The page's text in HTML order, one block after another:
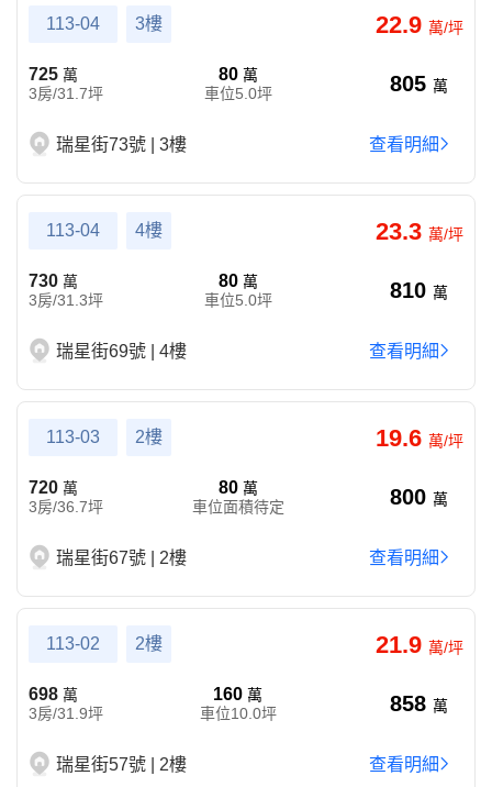
113-04 3樓 22.9 萬/坪
725 萬
3房/31.7坪
80 萬
車位5.0坪
805 萬
瑞星街73號 | 3樓 查看明細
113-04 4樓 23.3 萬/坪
730 萬
3房/31.3坪
80 萬
車位5.0坪
810 萬
瑞星街69號 | 4樓 查看明細
113-03 2樓 19.6 萬/坪
720 萬
3房/36.7坪
80 萬
車位面積待定
800 萬
瑞星街67號 | 2樓 查看明細
113-02 2樓 21.9 萬/坪
698 萬
3房/31.9坪
160萬
車位10.0坪
858 萬
瑞星街57號 | 2樓 查看明細